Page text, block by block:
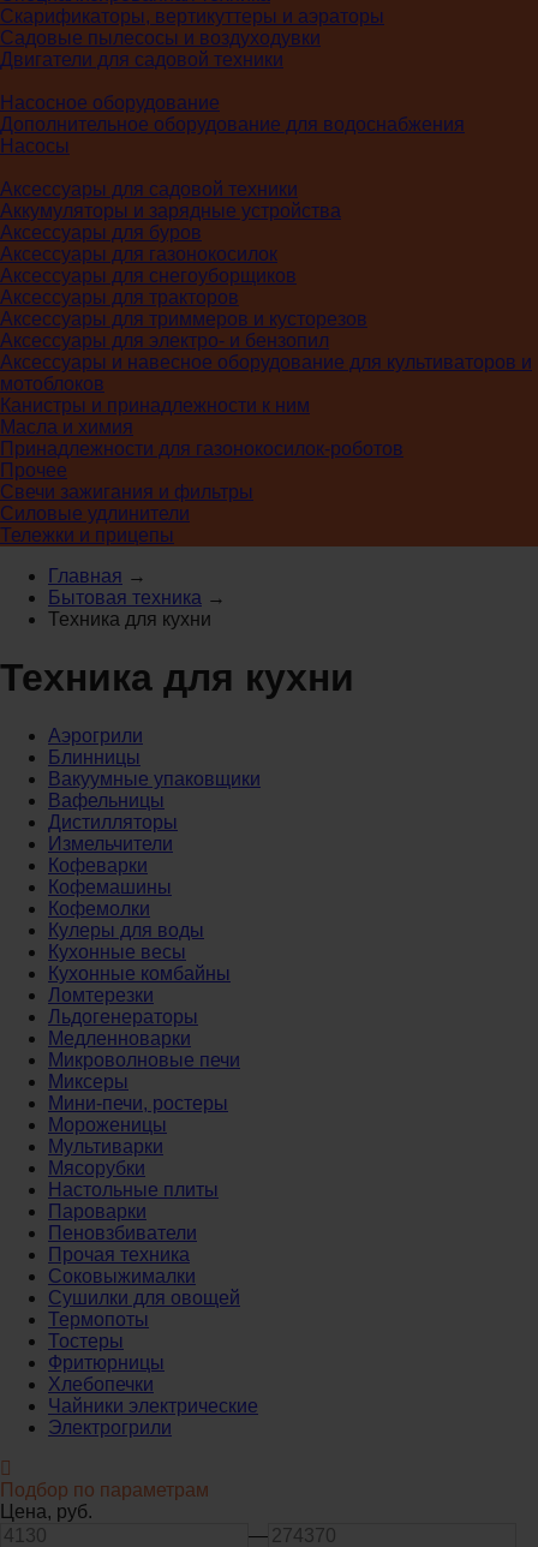
Скарификаторы, вертикуттеры и аэраторы
Садовые пылесосы и воздуходувки
Двигатели для садовой техники
Насосное оборудование
Дополнительное оборудование для водоснабжения
Насосы
Аксессуары для садовой техники
Аккумуляторы и зарядные устройства
Аксессуары для буров
Аксессуары для газонокосилок
Аксессуары для снегоуборщиков
Аксессуары для тракторов
Аксессуары для триммеров и кусторезов
Аксессуары для электро- и бензопил
Аксессуары и навесное оборудование для культиваторов и
мотоблоков
Канистры и принадлежности к ним
Масла и химия
Принадлежности для газонокосилок-роботов
Прочее
Свечи зажигания и фильтры
Силовые удлинители
Тележки и прицепы
Главная →
Бытовая техника →
Техника для кухни
Техника для кухни
Аэрогрили
Блинницы
Вакуумные упаковщики
Вафельницы
Дистилляторы
Измельчители
Кофеварки
Кофемашины
Кофемолки
Кулеры для воды
Кухонные весы
Кухонные комбайны
Ломтерезки
Льдогенераторы
Медленноварки
Микроволновые печи
Миксеры
Мини-печи, ростеры
Мороженицы
Мультиварки
Мясорубки
Настольные плиты
Пароварки
Пеновзбиватели
Прочая техника
Соковыжималки
Сушилки для овощей
Термопоты
Тостеры
Фритюрницы
Хлебопечки
Чайники электрические
Электрогрили
Подбор по параметрам
Цена, руб.
—